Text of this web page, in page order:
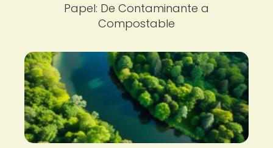
Papel: De Contaminante a
Compostable